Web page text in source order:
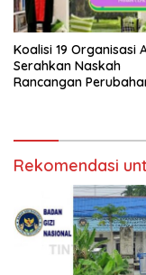
Koalisi 19 Organisasi
Serahkan Naskah
Rancangan
Rekomendasi